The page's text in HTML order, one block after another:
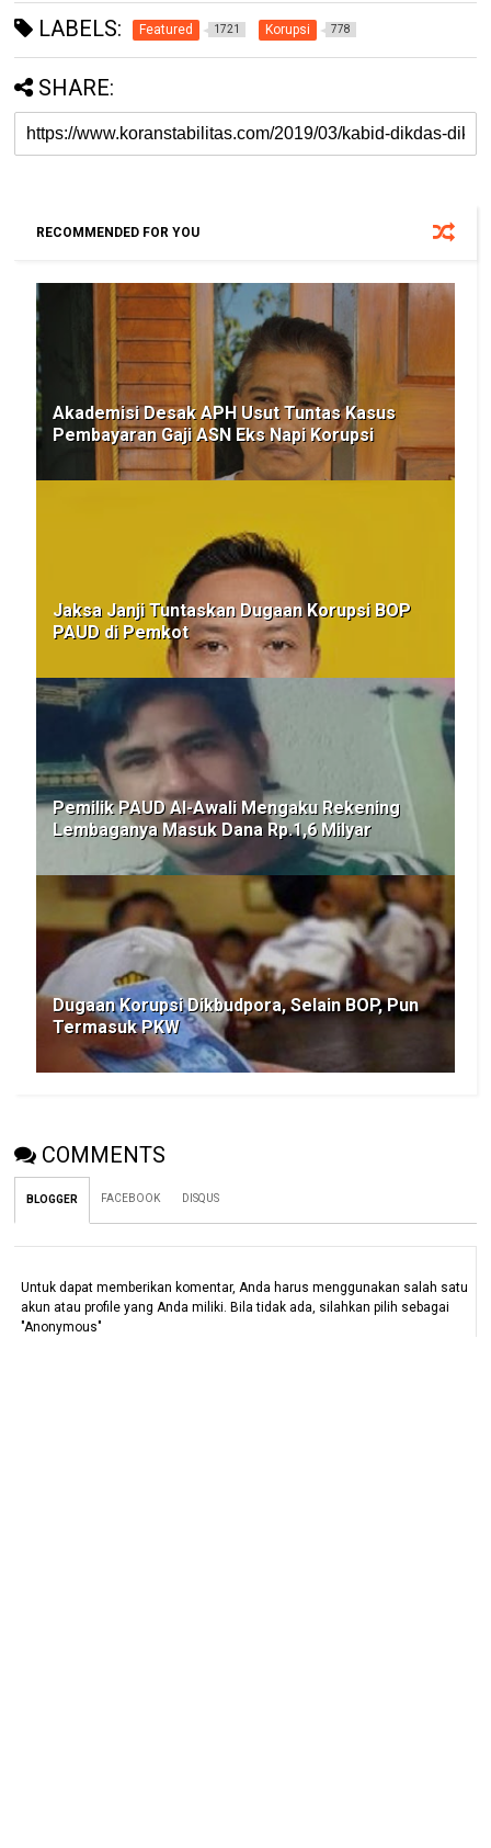
LABELS: Featured 1721 Korupsi 778
SHARE:
RECOMMENDED FOR YOU
Akademisi Desak APH Usut Tuntas Kasus
Pembayaran Gaji ASN Eks Napi Korupsi
Jaksa Janji Tuntaskan Dugaan Korupsi BOP
PAUD di Pemkot
Pemilik PAUD Al-Awali Mengaku Rekening
Lembaganya Masuk Dana Rp.1,6 Milyar
Dugaan Korupsi Dikbudpora, Selain BOP, Pun
Termasuk PKW
COMMENTS
BLOGGER FACEBOOK DISQUS
Untuk dapat memberikan komentar, Anda harus menggunakan salah satu
akun atau profile yang Anda miliki. Bila tidak ada, silahkan pilih sebagai
"Anonymous"